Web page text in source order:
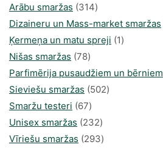
Arābu smaržas 314314
produkti
Dizaineru un Mass-market smaržas
Ķermeņa un matu spreji 11
Nišas smaržas 7878
produkts
Parfimērija pusaudžiem un bērniem
Sieviešu smaržas 502502
Smaržu testeri 6767
produkts
Unisex smaržas 232232
produkts
Vīriešu smaržas 293293